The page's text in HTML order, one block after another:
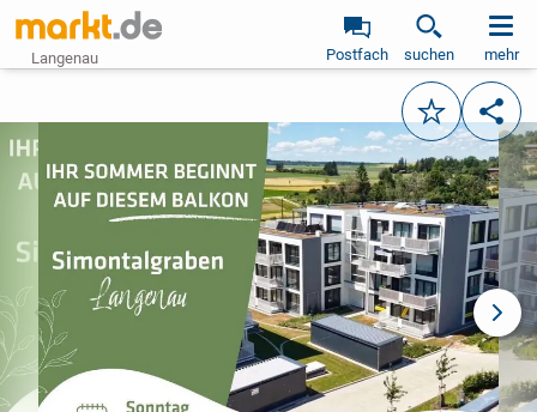
Langenau Postfach suchen mehr
Merken
vorheriges Bild